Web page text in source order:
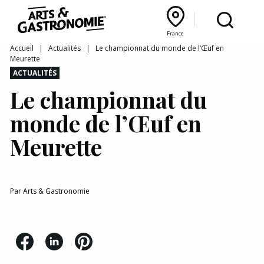
France
Recettes
Reportages
Actualités
Interviews
Bourgogne Franche‑Comté
France
Lyon Rhône‑Alpes
Accueil | Actualités | Le championnat du monde de l’Œuf en
Meurette
ACTUALITÉS
Le championnat du
monde de l’Œuf en
Meurette
ParArts & Gastronomie